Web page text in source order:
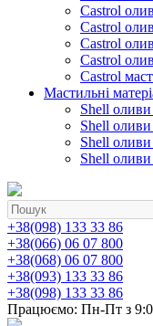
Castrol
Castrol
Castrol
Castrol
Castrol
Мастильні
Shell оливи
Shell оливи
Shell оливи
Shell оливи
+38(098) 133 33 86
+38(066) 06 07 800
+38(068) 06 07 800
+38(093) 133 33 86
+38(098) 133 33 86
Працюємо: Пн-Пт з